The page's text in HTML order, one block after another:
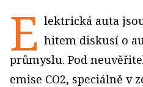
E lektrická auta
hitem diskusí o
průmyslu. Pod
emise CO2, speciálně v